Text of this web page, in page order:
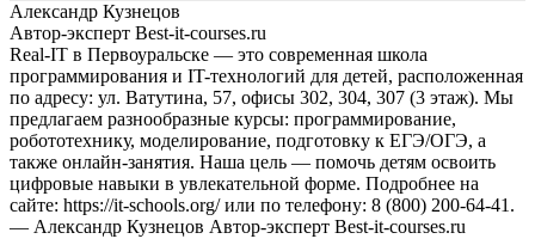
Александр Кузнецов
Автор-эксперт Best-it-courses.ru
Real-IT в Первоуральске — это современная школа
программирования и IT-технологий для детей, расположенная
по адресу: ул. Ватутина, 57, офисы 302, 304, 307 (3 этаж). Мы
предлагаем разнообразные курсы: программирование,
робототехнику, моделирование, подготовку к ЕГЭ/ОГЭ, а
также онлайн-занятия. Наша цель — помочь детям освоить
цифровые навыки в увлекательной форме. Подробнее на
сайте: https://it-schools.org/ или по телефону: 8 (800) 200-64-41.
— Александр Кузнецов Автор-эксперт Best-it-courses.ru